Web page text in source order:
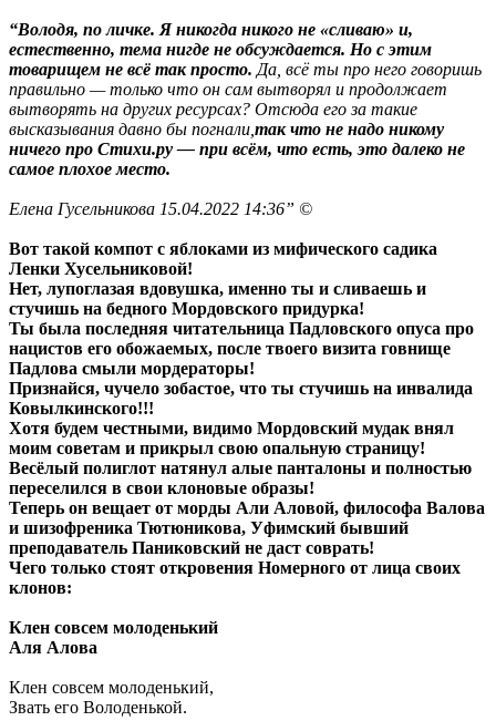
“Володя, по личке. Я никогда никого не «сливаю» и,
естественно, тема нигде не обсуждается. Но с этим
товарищем не всё так просто. Да, всё ты про него говоришь
правильно — только что он сам вытворял и продолжает
вытворять на других ресурсах? Отсюда его за такие
высказывания давно бы погнали, так что не надо никому
ничего про Стихи.ру — при всём, что есть, это далеко не
самое плохое место.
Елена Гусельникова 15.04.2022 14:36” ©
Вот такой компот с яблоками из мифического садика
Ленки Хусельниковой!
Нет, лупоглазая вдовушка, именно ты и сливаешь и
стучишь на бедного Мордовского придурка!
Ты была последняя читательница Падловского опуса про
нацистов его обожаемых, после твоего визита говнище
Падлова смыли мордераторы!
Признайся, чучело зобастое, что ты стучишь на инвалида
Ковылкинского!!!
Хотя будем честными, видимо Мордовский мудак внял
моим советам и прикрыл свою опальную страницу!
Весёлый полиглот натянул алые панталоны и полностью
переселился в свои клоновые образы!
Теперь он вещает от морды Али Аловой, философа Валова
и шизофреника Тютюникова, Уфимский бывший
преподаватель Паниковский не даст соврать!
Чего только стоят откровения Номерного от лица своих
клонов:
Клен совсем молоденький
Аля Алова
Клен совсем молоденький,
Звать его Володенькой.